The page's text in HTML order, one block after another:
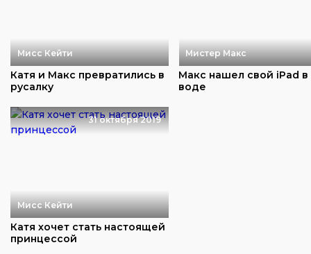
Мисс Кейти
Катя и Макс превратились в
русалку
Мистер Макс
Макс нашел свой iPad в
воде
31 октября 2019
Мисс Кейти
Катя хочет стать настоящей
принцессой